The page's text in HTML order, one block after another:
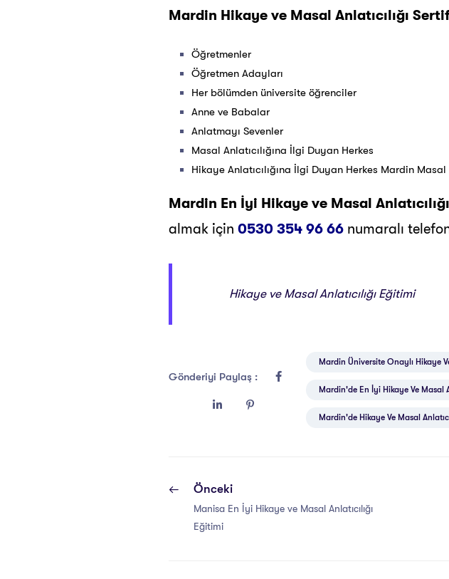
Mardin Hikaye ve Masal Anlatıcılığı
Öğretmenler
Öğretmen Adayları
Her bölümden üniversite öğrenciler
Anne ve Babalar
Anlatmayı Sevenler
Masal Anlatıcılığına İlgi Duyan Herkes
Hikaye Anlatıcılığına İlgi Duyan Herkes Mardin
Mardin En İyi Hikaye ve Masal
almak için 0530 354 96 66 numaralı
Hikaye ve Masal Anlatıcılığı Eğitimi
Gönderiyi Paylaş :
Mardin Üniversite Onaylı Hikaye
Mardin'de En İyi Hikaye Ve Masal
Mardin'de Hikaye Ve Masal
Önceki
Manisa En İyi Hikaye ve Masal Anlatıcılığı
Eğitimi